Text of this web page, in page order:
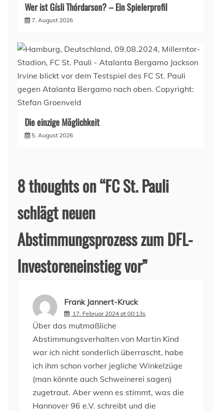
Wer ist Gísli Thórdarson? – Ein Spielerprofil
7. August 2026
Die einzige Möglichkeit
5. August 2026
8 thoughts on “FC St. Pauli
schlägt neuen
Abstimmungsprozess zum DFL-
Investoreneinstieg vor”
Frank Jannert-Kruck
17. Februar 2024 at 00:13s
Über das mutmaßliche
Abstimmungsverhalten von Martin Kind
war ich nicht sonderlich überrascht, habe
ich ihm schon vorher jegliche Winkelzüge
(man könnte auch Schweinerei sagen)
zugetraut. Aber wenn es stimmt, was die
Hannover 96 e.V. schreibt und die